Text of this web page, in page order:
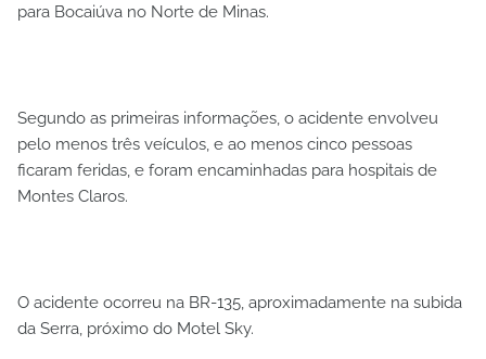
para Bocaiúva no Norte de Minas.
Segundo as primeiras informações, o acidente envolveu
pelo menos três veículos, e ao menos cinco pessoas
ficaram feridas, e foram encaminhadas para hospitais de
Montes Claros.
O acidente ocorreu na BR-135, aproximadamente na subida
da Serra, próximo do Motel Sky.